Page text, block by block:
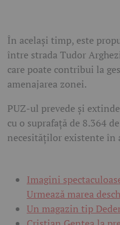
În același timp, este
între strada Tudor
care poate contribui la
amenajarea zonei.
PUZ-ul prevede și
cu o suprafață de 8.364
necesităților existente în
Imagini
Urmează marea
Un magazin tip